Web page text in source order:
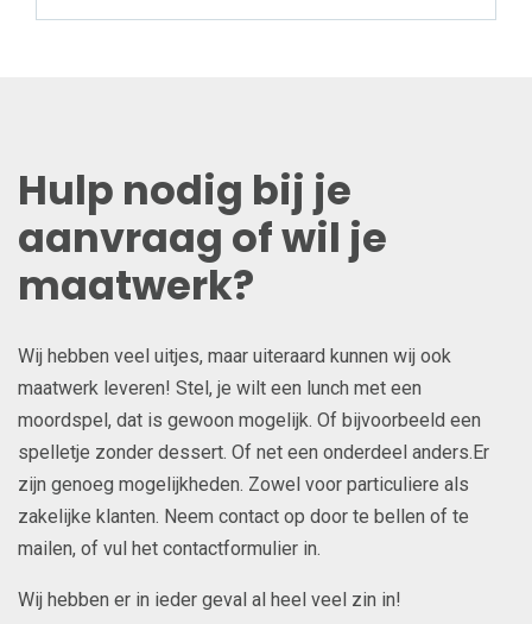
Hulp nodig bij je
aanvraag of wil je
maatwerk?
Wij hebben veel uitjes, maar uiteraard kunnen wij ook
maatwerk leveren! Stel, je wilt een lunch met een
moordspel, dat is gewoon mogelijk. Of bijvoorbeeld een
spelletje zonder dessert. Of net een onderdeel anders.Er
zijn genoeg mogelijkheden. Zowel voor particuliere als
zakelijke klanten. Neem contact op door te bellen of te
mailen, of vul het contactformulier in.
Wij hebben er in ieder geval al heel veel zin in!